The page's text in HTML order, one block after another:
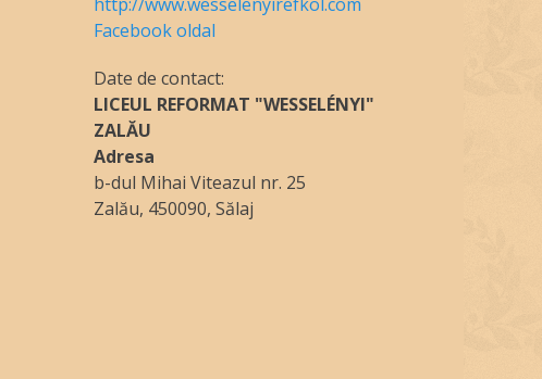
Facebook oldal
Date de contact:
LICEUL REFORMAT "WESSELÉNYI"
ZALĂU
Adresa
b-dul Mihai Viteazul nr. 25
Zalău, 450090, Sălaj